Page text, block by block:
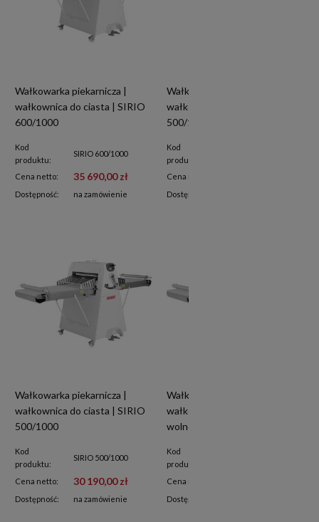
Wałkowarka piekarnicza |
wałkownica do ciasta | SIRIO
600/1000
Kod
produktu:
SIRIO 600/1000
Cena netto: 35 690,00 zł
Dostępność: na zamówienie
Wałkowarka piekarnicza |
wałkownica do ciasta | SIRIO
500/1200
Kod
produktu:
Cena netto:
Dostępność:
Wałkowarka piekarnicza |
wałkownica do ciasta | SIRIO
500/1000
Kod
produktu:
SIRIO 500/1000
Cena netto: 30 190,00 zł
Dostępność: na zamówienie
Wałkowarka piekarnicza |
wałkownica do ciasta |
wolnostojąca | SIRIO 500/850
Kod
produktu:
Cena netto:
Dostępność: